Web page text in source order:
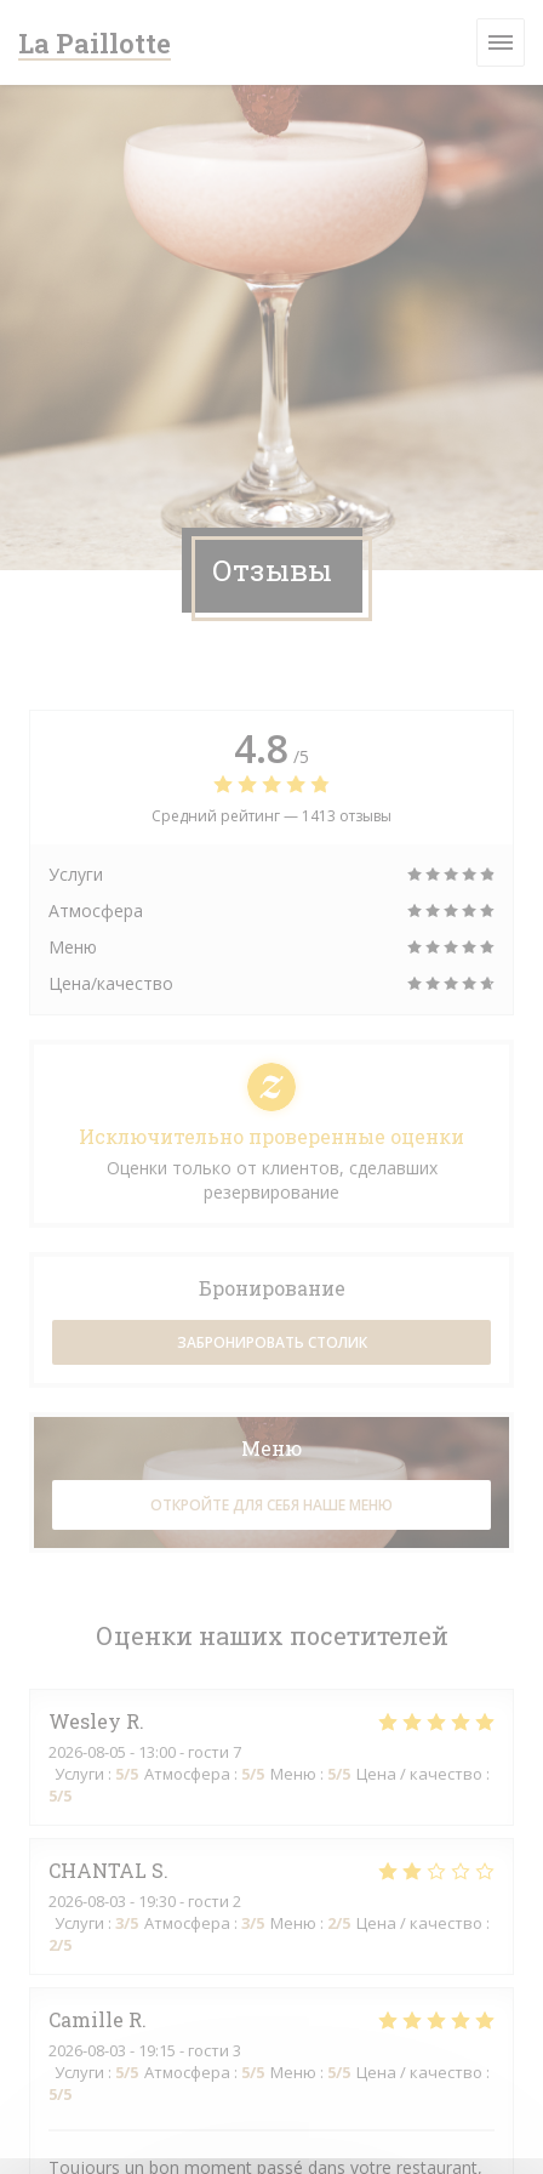
La Paillotte
Отзывы
Оценки наших посетителей
Wesley R
2026-08-05 - 13:00 - гости 7
Услуги : 5/5 Атмосфера : 5/5 Меню : 5/5 Цена / качество :
5/5
CHANTAL S
2026-08-03 - 19:30 - гости 2
Услуги : 3/5 Атмосфера : 3/5 Меню : 2/5 Цена / качество :
2/5
Camille R
2026-08-03 - 19:15 - гости 3
Услуги : 5/5 Атмосфера : 5/5 Меню : 5/5 Цена / качество :
5/5
Toujours un bon moment passé dans votre restaurant,
4.8 /5
Средний рейтинг — 1413 отзывы
Услуги
Атмосфера
Меню
Цена/качество
Исключительно проверенные оценки
Оценки только от клиентов, сделавших
резервирование
Бронирование
ЗАБРОНИРОВАТЬ СТОЛИК
Меню
ОТКРОЙТЕ ДЛЯ СЕБЯ НАШЕ МЕНЮ